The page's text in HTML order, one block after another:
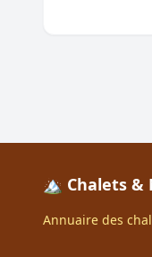
🏔️ Chalets &
Annuaire des